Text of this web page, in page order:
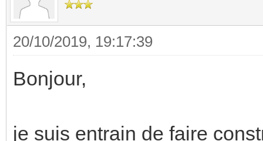
20/10/2019, 19:17:39
Bonjour,
je suis entrain de faire